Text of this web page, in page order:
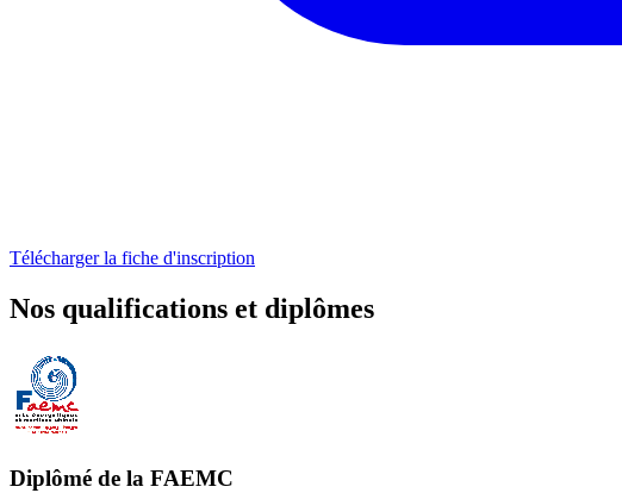
Télécharger la fiche d'inscription
Nos qualifications et diplômes
Diplômé de la FAEMC